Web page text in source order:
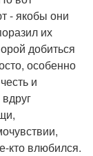
- якобы они
их
добиться
особенно
и
кто влюбился.